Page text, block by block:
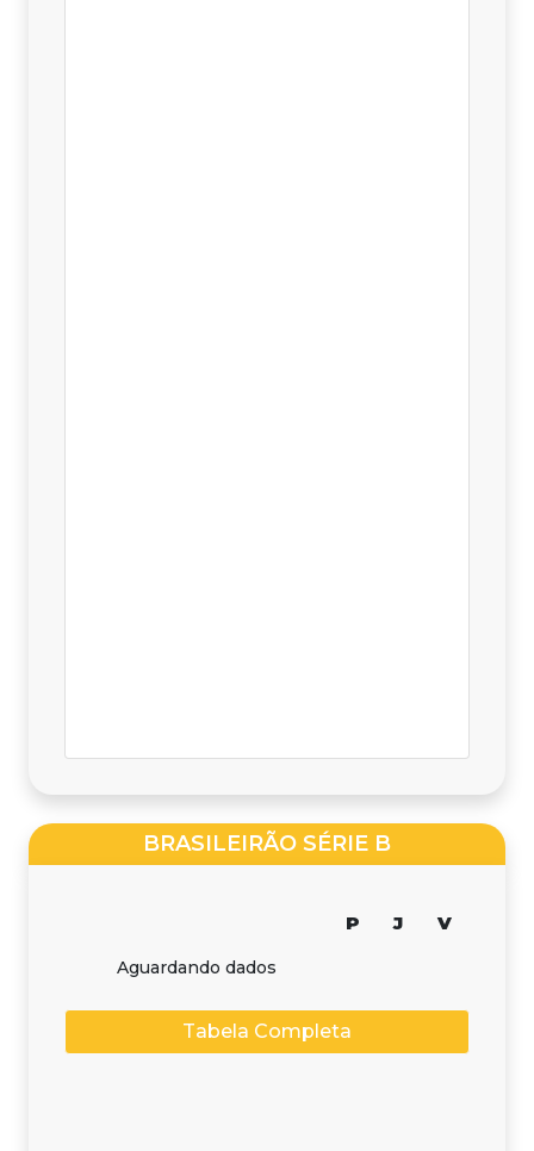
BRASILEIRÃO SÉRIE B
P J V
Aguardando dados
Tabela Completa